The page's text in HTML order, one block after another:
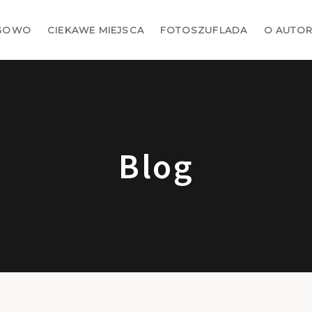
CIEKAWE MIEJSCA FOTOSZUFLADA O
Blog